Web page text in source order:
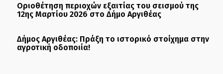
Οριοθέτηση περιοχών εξαιτίας του σεισμού της
12ης Μαρτίου 2026 στο Δήμο Αργιθέας
Δήμος Αργιθέας: Πράξη το ιστορικό στοίχημα στην
αγροτική οδοποιία!